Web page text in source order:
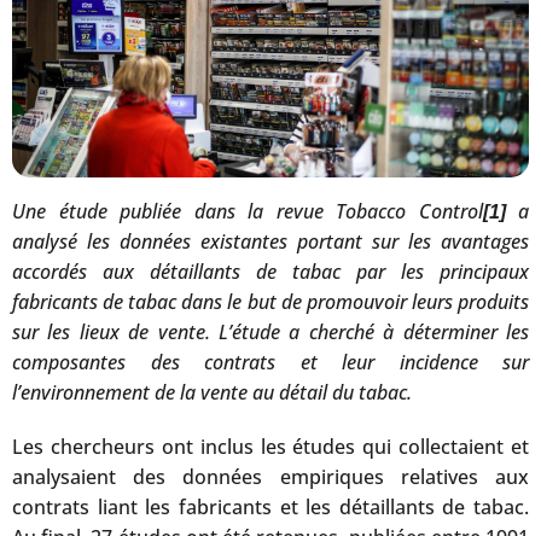
Une étude publiée dans la revue Tobacco Control[1]a
analysé les données existantes portant sur les avantages
accordés aux détaillants de tabac par les principaux
fabricants de tabac dans le but de promouvoir leurs produits
sur les lieux de vente. L’étude a cherché à déterminer les
composantes des contrats et leur incidence sur
l’environnement de la vente au détail du tabac.
Les chercheurs ont inclus les études qui collectaient et
analysaient des données empiriques relatives aux
contrats liant les fabricants et les détaillants de tabac.